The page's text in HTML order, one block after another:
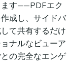
ます——PDFエク
成し、サイドバ
て共有するだけ
ナルなビューア
の完全なエンゲ